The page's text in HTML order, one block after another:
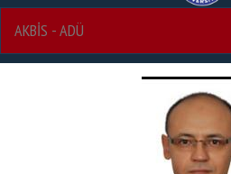
AKBİS - ADÜ